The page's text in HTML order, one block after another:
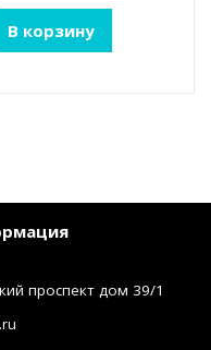
В корзину
проспект дом 39/1